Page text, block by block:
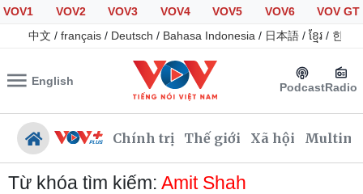
VOV1 VOV2 VOV3 VOV4 VOV5 VOV6
VOV GT
中文 / français / Deutsch / Bahasa Indonesia / 日本語 / ខ្មែរ / 한국
English PodcastRadio
Chính trị Thế giới Xã hội
Từ khóa tìm kiếm: Amit Shah